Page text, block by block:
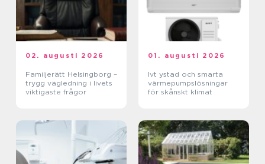
02. augusti 2026
Familjerätt Helsingborg –
trygg vägledning i livets
viktigaste frågor
01. augusti 2026
Ivt ystad och smarta
värmepumpslösningar
för skånskt klimat